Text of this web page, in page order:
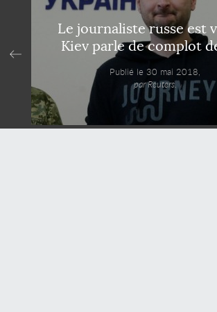
Le journaliste russe est
Kiev parle de complot
Publié le 30 mai 2018,
par Reuters.